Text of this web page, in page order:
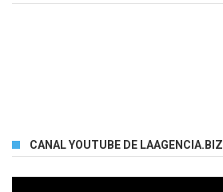
CANAL YOUTUBE DE LAAGENCIA.BIZ